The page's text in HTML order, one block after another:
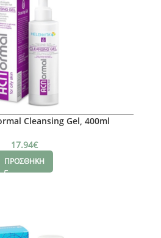
Cleansing Gel, 400ml
17.94€
ΠΡΟΣΘΗΚΗ